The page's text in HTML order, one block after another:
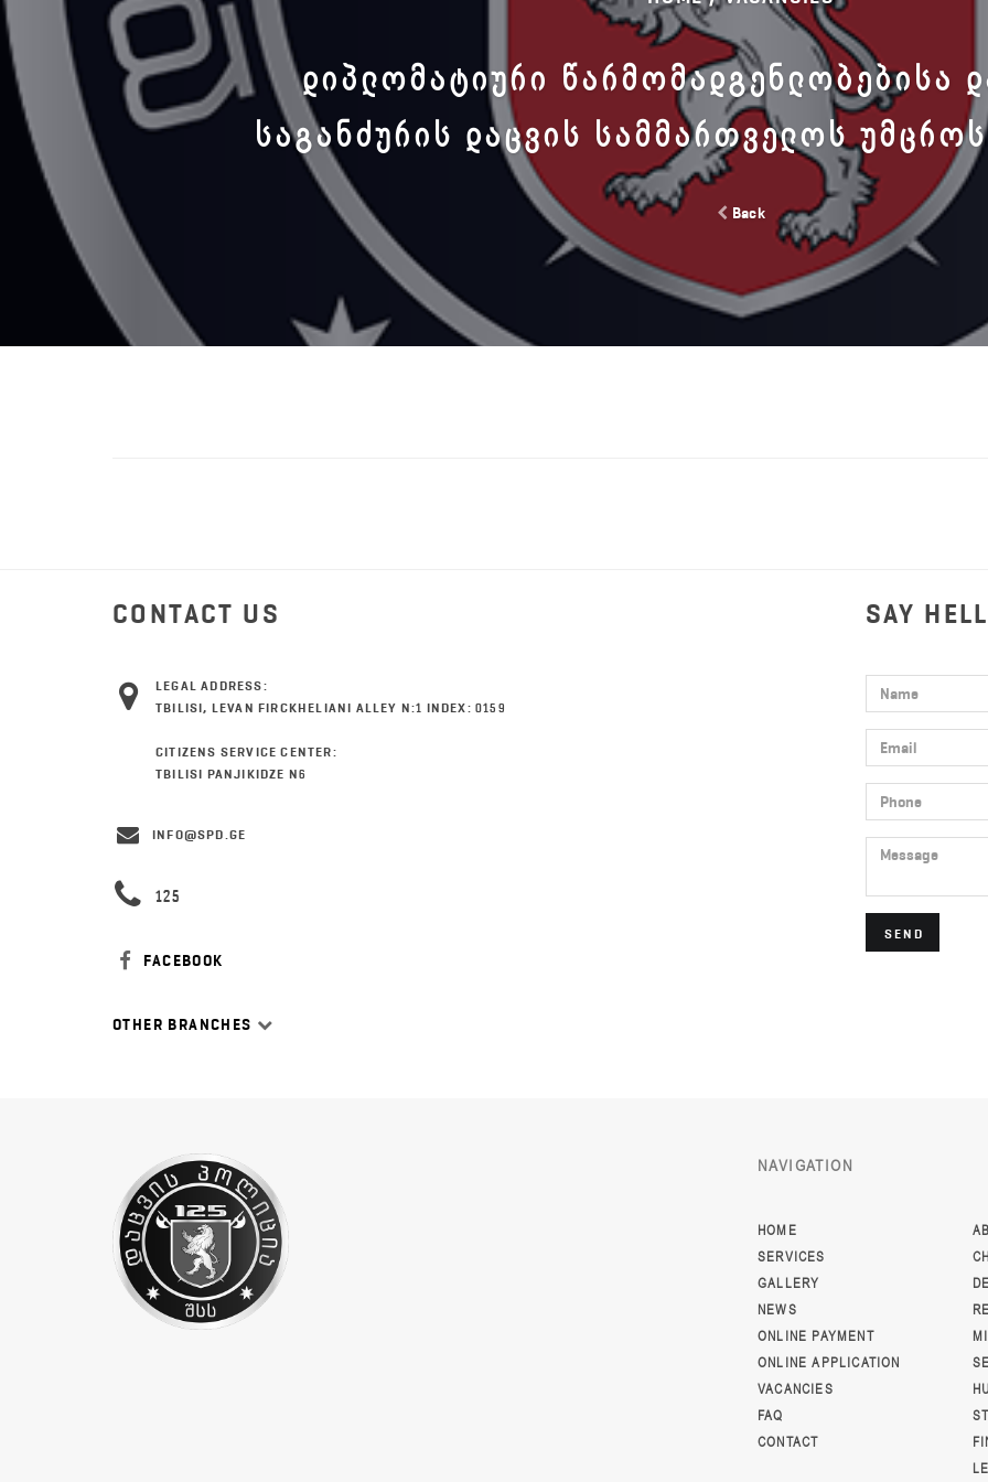
ᲓᲘᲞᲚᲝᲛᲐᲢᲘᲣᲠᲘ ᲬᲐᲠᲛᲝᲛᲐᲓᲒᲔᲜᲚᲝᲑᲔᲑᲘᲡᲐ
ᲡᲐᲒᲐᲜᲫᲣᲠᲘᲡ ᲓᲐᲪᲕᲘᲡ ᲡᲐᲛᲛᲐᲠᲗᲕᲔᲚᲝᲡ
Back
CONTACT US
LEGAL ADDRESS:
TBILISI, LEVAN FIRCKHELIANI ALLEY N:1 INDEX: 0159
CITIZENS SERVICE CENTER:
TBILISI PANJIKIDZE N6
INFO@SPD.GE
125
FACEBOOK
OTHER BRANCHES
SAY
Name
Email
Phone
Message
SEND
NAVIGATION
HOME
SERVICES
GALLERY
NEWS
ONLINE PAYMENT
ONLINE APPLICATION
VACANCIES
FAQ
CONTACT